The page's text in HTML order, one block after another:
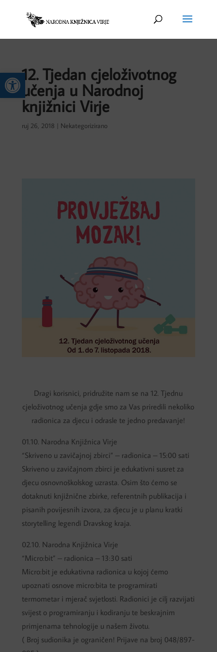
Open toolbar
12. Tjedan cjeloživotnog
učenja u Narodnoj
knjižnici Virje
ruj 26, 2018 Nekategorizirano
Dragi korisnici, pridružite nam se na 12. Tjednu
cjeloživotnog učenja gdje smo za Vas priredili nekoliko
radionica za djecu i odrasle te jedno predavanje!
01.10. Narodna Knjižnica Virje
“Skriveno u zavičajnoj zbirci” – radionica – 15:00 sati
Skriveno u zavičajnom zbirci je edukativni susret za
djecu osnovnoškolskog uzrasta. Osim što ćemo se
dotaknuti knjižnične zbirke, referentnih publikacija i
pisanih povijesnih izvora, za djecu je u planu kratki
storytelling legendi Dravskog kraja.
02.10. Narodna Knjižnica Virje
“Micro:bit” – radionica – 13:30 sati
Micro:bit je edukativna radionica u kojoj ćemo
upoznati osnove micro:bita te programirati
termometar i mjerač svjetlosti. Radionici je cilj razvijati
svijest o programiranju i kodiranju te beskrajnim
primjenama tehnologije u našem životu.
( Broj sudionika je ograničen! Prijave na broj 048/897-